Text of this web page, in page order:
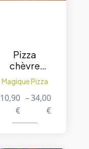
Pizza
chèvre
lardons
Magique Pizza
10,90
€
–34,00
€